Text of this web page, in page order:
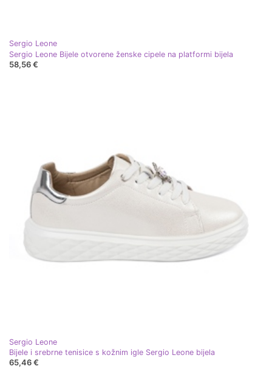
Sergio Leone
Sergio Leone Bijele otvorene ženske cipele na platformi bijela
58,56 €
Sergio Leone
Bijele i srebrne tenisice s kožnim igle Sergio Leone bijela
65,46 €